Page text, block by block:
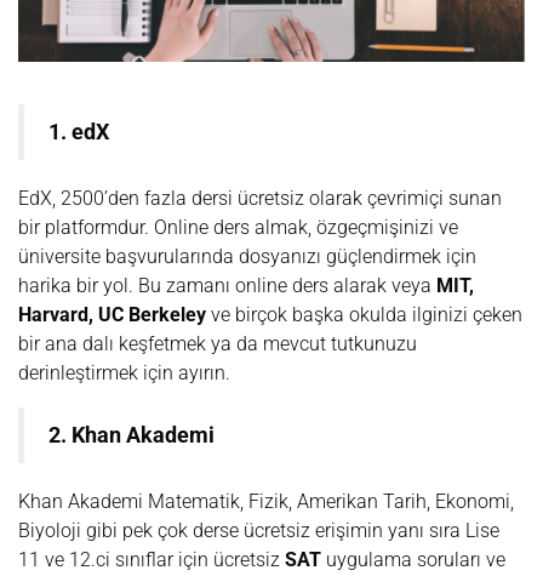
1. edX
EdX, 2500’den fazla dersi ücretsiz olarak çevrimiçi sunan
bir platformdur. Online ders almak, özgeçmişinizi ve
üniversite başvurularında dosyanızı güçlendirmek için
harika bir yol. Bu zamanı online ders alarak veya MIT,
Harvard, UC Berkeley ve birçok başka okulda ilginizi çeken
bir ana dalı keşfetmek ya da mevcut tutkunuzu
derinleştirmek için ayırın.
2. Khan Akademi
Khan Akademi Matematik, Fizik, Amerikan Tarih, Ekonomi,
Biyoloji gibi pek çok derse ücretsiz erişimin yanı sıra Lise
11 ve 12.ci sınıflar için ücretsiz SAT uygulama soruları ve